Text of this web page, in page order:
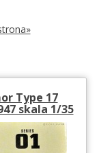
Type 17
skala 1/35